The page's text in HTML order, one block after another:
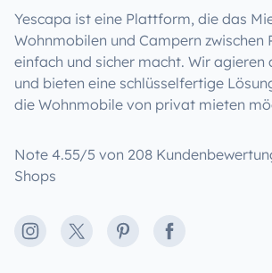
Yescapa ist eine Plattform, die das
Wohnmobilen und Campern zwischen
einfach und sicher macht. Wir agieren
und bieten eine schlüsselfertige
die Wohnmobile von privat mieten
Note 4.55/5 von 208
Shops
Instagram
X PinterestFacebook